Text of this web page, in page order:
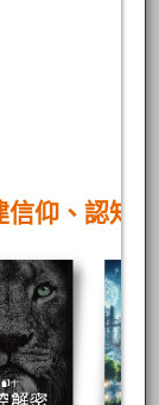
仰、認知